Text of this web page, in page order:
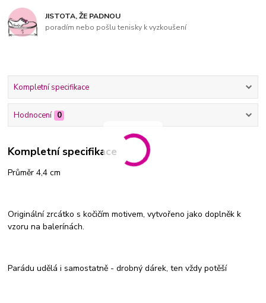
JISTOTA, ŽE PADNOU
poradím nebo pošlu tenisky k vyzkoušení
Kompletní specifikace
Hodnocení 0
Kompletní specifikace
Průměr 4,4 cm
Originální zrcátko s kočičím motivem, vytvořeno jako doplněk k
vzoru na balerínách.
Parádu udělá i samostatně - drobný dárek, ten vždy potěší